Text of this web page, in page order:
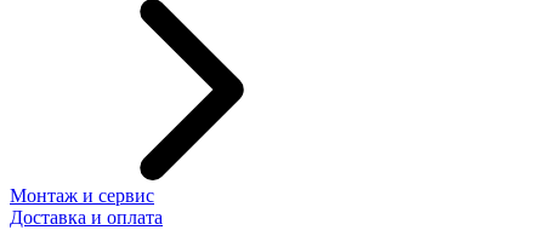
Монтаж и сервис
Доставка и оплата